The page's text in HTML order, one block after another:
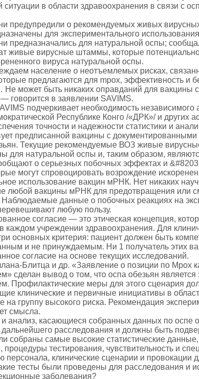
ситуации в области здравоохранения в связи с
предупредили о рекомендуемых живых
для экспериментального
предназначались для натуральной оспы;
живые вирусные штаммы, которые
вируса натуральной оспы.
население о неотъемлемых рисках,
предлагаются для mpox, эффективность и
может быть никаких оправданий для вакцины
говорится в заявлении SAVIMS.
подчеркивает необходимость
Республике Конго /«ДРК»/ и других
точности и надежности статистики и
предписанной вакцины с
Текущие рекомендуемые ВОЗ живые
для натуральной оспы и, таким образом,
о серьезных побочных эффектах и
могут спровоцировать возрождение
использование вакцин мРНК. Нет никаких
любой вакцины мРНК для предотвращения или
Наблюдаемые данные о побочных реакциях на
любую пользу.
согласие — это этическая концепция,
каждом учреждении здравоохранения. Для
основных критерия: пациент должен быть
и не принуждаемым. Ни 1 получатель этих
согласие на основе текущих исследований.
Блитца и др. «Заявление о позиции по Mpox
сделан вывод о том, что оспа обезьян
Профилактические меры для этого сценария
клинические и первичные инициативы в
на группу высокого риска. Рекомендация
смысла.
и анализ, касающиеся собранных данных по оспе
расследования и должны быть
собраны самые высокие статистические
процедуры тестирования, чувствительность и
персонала, клинические сценарии и провокации
тесты были проведены для расследования и
заболевания?